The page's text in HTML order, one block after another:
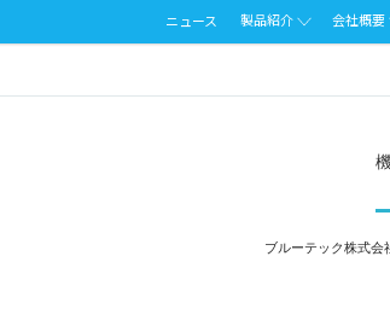
ニュース 製品紹介 会社概要
ブルーテック株式会